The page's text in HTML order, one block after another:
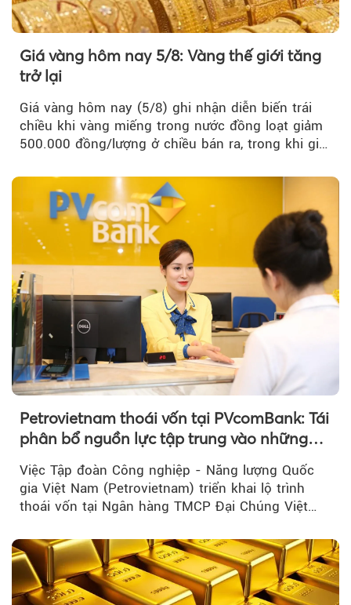
Giá vàng hôm nay 5/8: Vàng thế giới tăng
trở lại
Giá vàng hôm nay (5/8) ghi nhận diễn biến trái
chiều khi vàng miếng trong nước đồng loạt giảm
500.000 đồng/lượng ở chiều bán ra, trong khi giá
thương hiệu.
Petrovietnam thoái vốn tại PVcomBank: Tái
phân bổ nguồn lực tập trung vào những
Việc Tập đoàn Công nghiệp - Năng lượng Quốc
gia Việt Nam (Petrovietnam) triển khai lộ trình
thoái vốn tại Ngân hàng TMCP Đại Chúng Việt